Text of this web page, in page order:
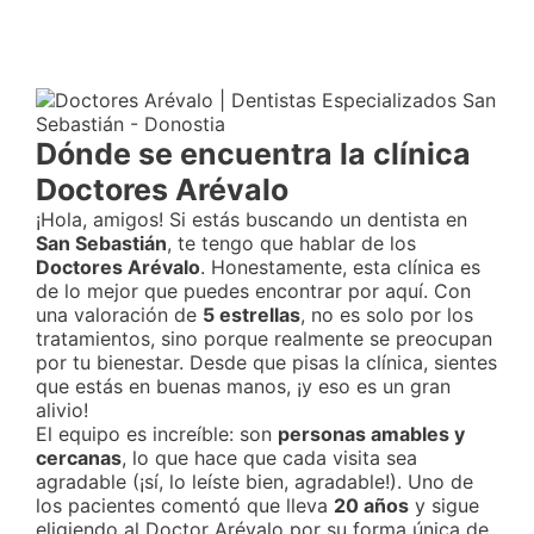
Dónde se encuentra la clínica
Doctores Arévalo
¡Hola, amigos! Si estás buscando un dentista en
San Sebastián, te tengo que hablar de los
Doctores Arévalo. Honestamente, esta clínica es
de lo mejor que puedes encontrar por aquí. Con
una valoración de 5 estrellas, no es solo por los
tratamientos, sino porque realmente se preocupan
por tu bienestar. Desde que pisas la clínica, sientes
que estás en buenas manos, ¡y eso es un gran
alivio!
El equipo es increíble: son personas amables y
cercanas, lo que hace que cada visita sea
agradable (¡sí, lo leíste bien, agradable!). Uno de
los pacientes comentó que lleva 20 años y sigue
eligiendo al Doctor Arévalo por su forma única de